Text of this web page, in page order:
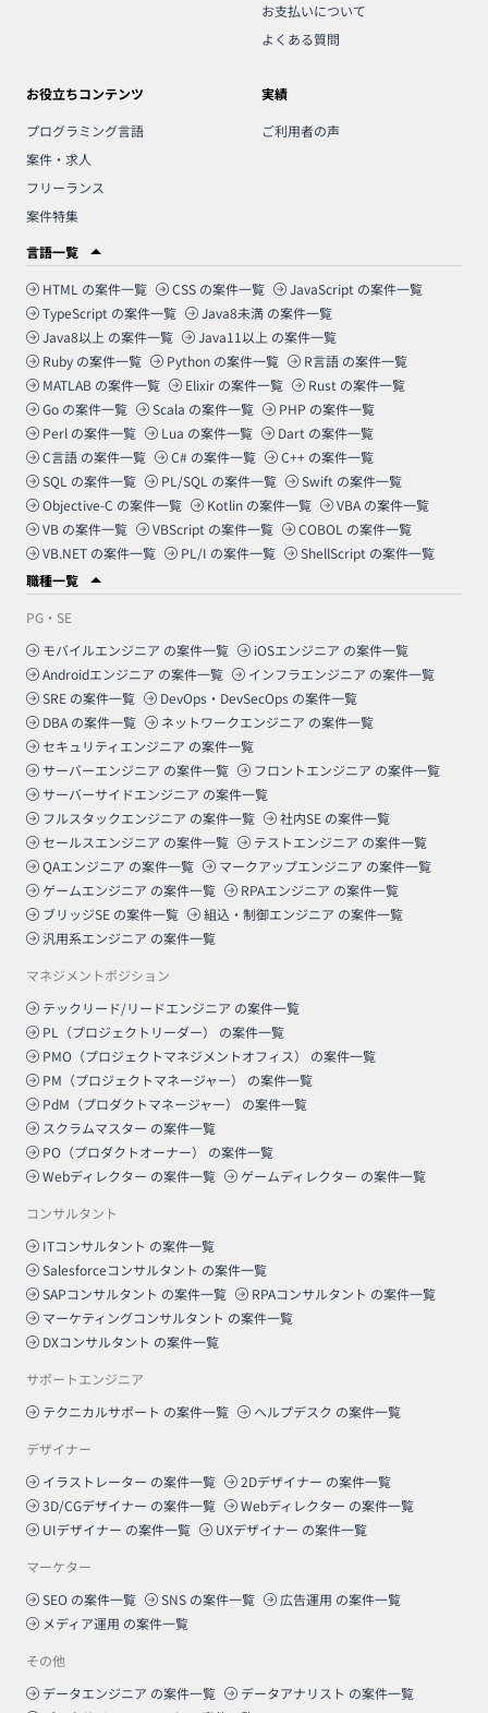
お支払いについて
よくある質問
お役立ちコンテンツ
プログラミング言語
案件・求人
フリーランス
案件特集
実績
ご利用者の声
言語一覧
HTML の案件一覧 CSS の案件一覧 JavaScript の案件一覧
TypeScript の案件一覧 Java8未満 の案件一覧
Java8以上 の案件一覧 Java11以上 の案件一覧
Ruby の案件一覧 Python の案件一覧 R言語 の案件一覧
MATLAB の案件一覧 Elixir の案件一覧 Rust の案件一覧
Go の案件一覧 Scala の案件一覧 PHP の案件一覧
Perl の案件一覧 Lua の案件一覧 Dart の案件一覧
C言語 の案件一覧 C# の案件一覧 C++ の案件一覧
SQL の案件一覧 PL/SQL の案件一覧 Swift の案件一覧
Objective-C の案件一覧 Kotlin の案件一覧 VBA の案件一覧
VB の案件一覧 VBScript の案件一覧 COBOL の案件一覧
VB.NET の案件一覧 PL/I の案件一覧 ShellScript の案件一覧
職種一覧
PG・SE
モバイルエンジニア の案件一覧 iOSエンジニア の案件一覧
Androidエンジニア の案件一覧 インフラエンジニア の案件一覧
SRE の案件一覧 DevOps・DevSecOps の案件一覧
DBA の案件一覧 ネットワークエンジニア の案件一覧
セキュリティエンジニア の案件一覧
サーバーエンジニア の案件一覧 フロントエンジニア の案件一覧
サーバーサイドエンジニア の案件一覧
フルスタックエンジニア の案件一覧 社内SE の案件一覧
セールスエンジニア の案件一覧 テストエンジニア の案件一覧
QAエンジニア の案件一覧 マークアップエンジニア の案件一覧
ゲームエンジニア の案件一覧 RPAエンジニア の案件一覧
ブリッジSE の案件一覧 組込・制御エンジニア の案件一覧
汎用系エンジニア の案件一覧
マネジメントポジション
テックリード/リードエンジニア の案件一覧
PL（プロジェクトリーダー）
の案件一覧
PMO（プロジェクトマネジメントオフィス）
の案件一覧
PM（プロジェクトマネージャー）
の案件一覧
PdM（プロダクトマネージャー）
の案件一覧
スクラムマスター の案件一覧
PO（プロダクトオーナー）
の案件一覧
Webディレクター の案件一覧 ゲームディレクター の案件一覧
コンサルタント
ITコンサルタント の案件一覧
Salesforceコンサルタント の案件一覧
SAPコンサルタント の案件一覧 RPAコンサルタント の案件一覧
マーケティングコンサルタント の案件一覧
DXコンサルタント の案件一覧
サポートエンジニア
テクニカルサポート の案件一覧 ヘルプデスク の案件一覧
デザイナー
イラストレーター の案件一覧 2Dデザイナー の案件一覧
3D/CGデザイナー の案件一覧 Webディレクター の案件一覧
UIデザイナー の案件一覧 UXデザイナー の案件一覧
マーケター
SEO の案件一覧 SNS の案件一覧 広告運用 の案件一覧
メディア運用 の案件一覧
その他
データエンジニア の案件一覧 データアナリスト の案件一覧